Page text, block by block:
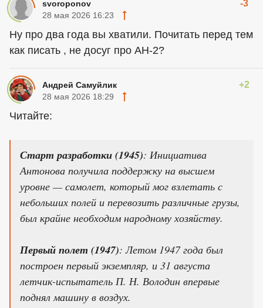
svoroponov -3
28 мая 2026 16:23
Ну про два года вы хватили. Почитать перед тем
как писать , не досуг про АН-2?
Андрей Самуйлик +2
28 мая 2026 18:29
Читайте:
Старт разработки (1945): Инициатива
Антонова получила поддержку на высшем
уровне — самолет, который мог взлетать с
небольших полей и перевозить различные грузы,
был крайне необходим народному хозяйству.
Первый полет (1947): Летом 1947 года был
построен первый экземпляр, и 31 августа
летчик-испытатель П. Н. Володин впервые
поднял машину в воздух.